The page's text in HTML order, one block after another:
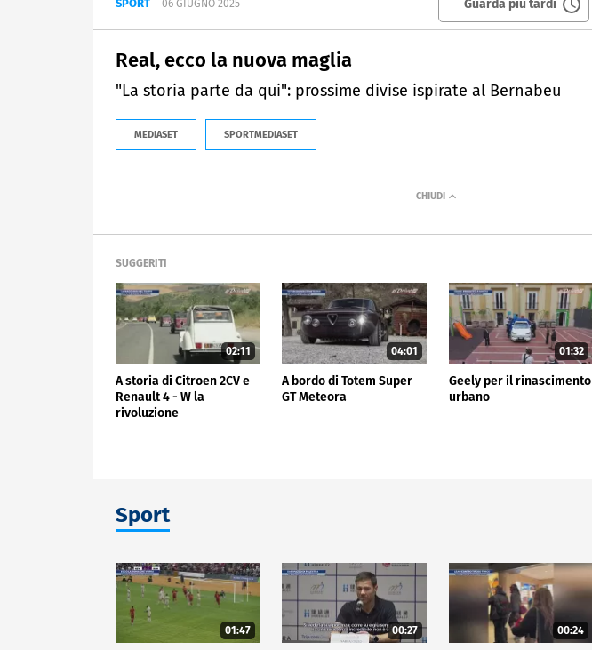
SPORT 06 GIUGNO 2025 Guarda più tardi
Real, ecco la nuova maglia
"La storia parte da qui": prossime divise ispirate al Bernabeu
MEDIASET SPORTMEDIASET
SUGGERITI
02:11
A storia di Citroen 2CV e
Renault 4 - W la
rivoluzione
04:01
A bordo di Totem Super
GT Meteora
01:32
Geely per il rinascimento
urbano
Sport
01:47 00:27 00:24